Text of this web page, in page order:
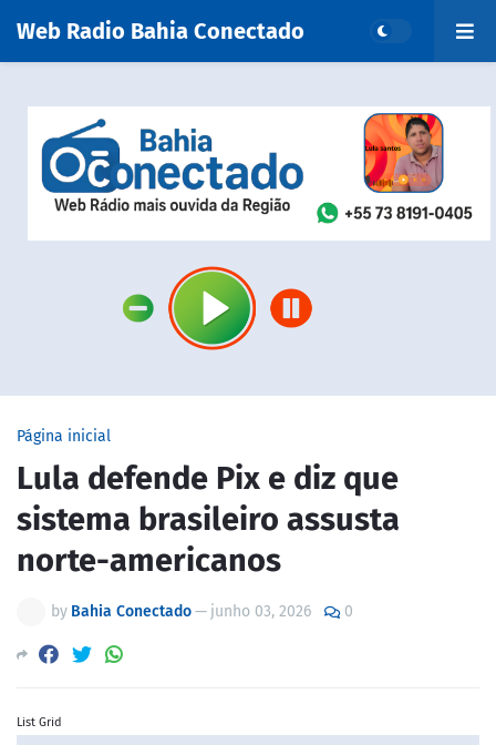
Web Radio Bahia Conectado
Página inicial
Lula defende Pix e diz que
sistema brasileiro assusta
norte-americanos
by Bahia Conectado— junho 03, 2026 0
List Grid